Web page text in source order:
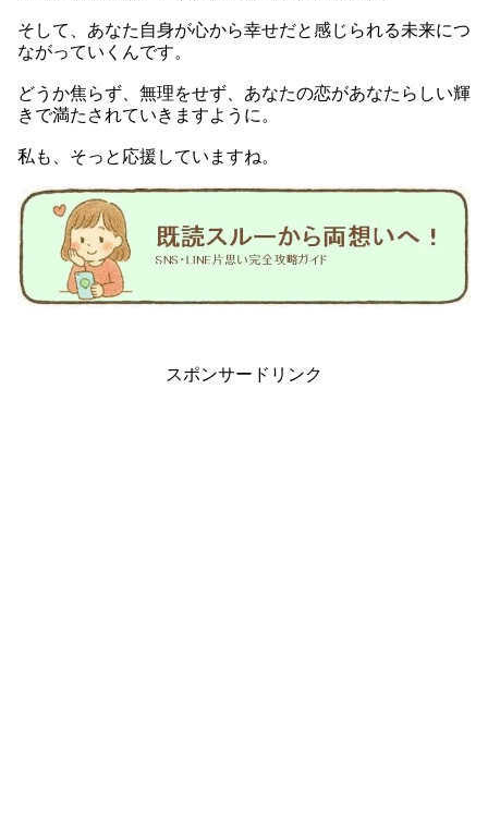
そして、あなた自身が心から幸せだと感じられる未来につ
ながっていくんです。
どうか焦らず、無理をせず、あなたの恋があなたらしい輝
きで満たされていきますように。
私も、そっと応援していますね。
スポンサードリンク